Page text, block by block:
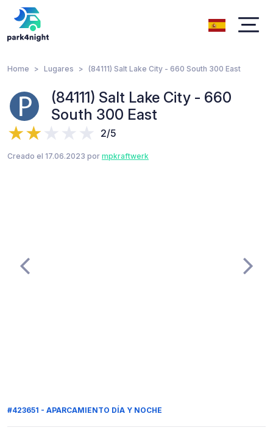
Home Lugares (84111) Salt Lake City - 660 South 300 East
(84111) Salt Lake City - 660
South 300 East
2/5
Creado el 17.06.2023 por mpkraftwerk
#423651 - APARCAMIENTO DÍA Y NOCHE